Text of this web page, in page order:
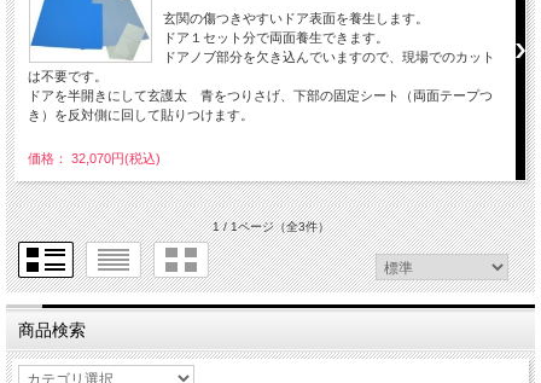
玄関の傷つきやすいドア表面を養生します。
ドア１セット分で両面養生できます。
ドアノブ部分を欠き込んでいますので、現場でのカット
は不要です。
ドアを半開きにして玄護太 青をつりさげ、下部の固定シート（両面テープつ
き）を反対側に回して貼りつけます。
価格： 32,070円(税込)
1 / 1ページ（全3件）
商品検索